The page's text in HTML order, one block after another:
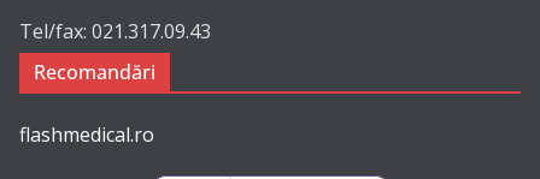
Tel/fax: 021.317.09.43
Recomandări
flashmedical.ro